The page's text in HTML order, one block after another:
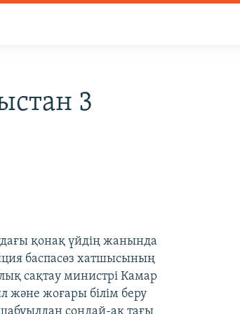
3
қонақ үйдің жанында
баспасөз хатшысының
сақтау министрі Камар
және жоғары білім беру